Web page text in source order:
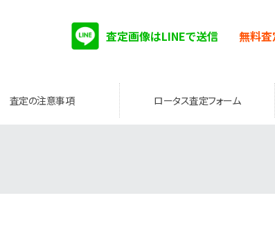
査定画像はLINEで送信 無料査
査定の注意事項 ロータス査定フォーム